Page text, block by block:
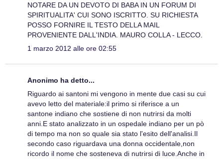
NOTARE DA UN DEVOTO DI BABA IN UN FORUM DI
SPIRITUALITA' CUI SONO ISCRITTO. SU RICHIESTA
POSSO FORNIRE IL TESTO DELLA MAIL
PROVENIENTE DALL'INDIA. MAURO COLLA - LECCO.
1 marzo 2012 alle ore 02:55
Anonimo ha detto...
Riguardo ai santoni mi vengono in mente due casi su cui
avevo letto del materiale:il primo si riferisce a un
santone indiano che sostiene di non nutrirsi da molti
anni.E stato analizzato in un ospedale indiano per un pò
di tempo ma non so quale sia stato l'esito dell'analisi.Il
secondo caso riguardava una donna occidentale,non
ricordo il nome che sosteneva di nutrirsi di luce.Anche in